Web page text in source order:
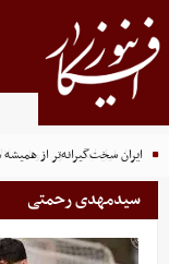
ایران سخت‌گیرانه‌تر از
سیدمهدی رحمتی